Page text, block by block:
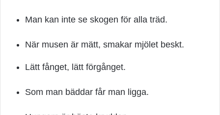
Man kan inte se skogen för alla träd.
När musen är mätt, smakar mjölet beskt.
Lätt fånget, lätt förgånget.
Som man bäddar får man ligga.